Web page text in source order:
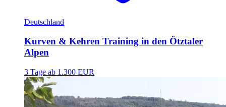
Deutschland
Kurven & Kehren Training in den Ötztaler
Alpen
3 Tage ab 1.300 EUR